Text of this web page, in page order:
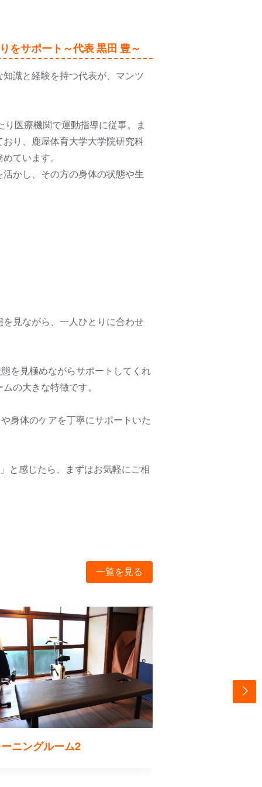
をサポート～代表 黒田 豊～
識と経験を持つ代表が、マンツ
医療機関で運動指導に従事。ま
り、鹿屋体育大学大学院研究科
ています。
かし、その方の身体の状態や生
見ながら、一人ひとりに合わせ
を見極めながらサポートしてくれ
の大きな特徴です。
身体のケアを丁寧にサポートいた
と感じたら、まずはお気軽にご相
一覧を見る
ーニングルーム2